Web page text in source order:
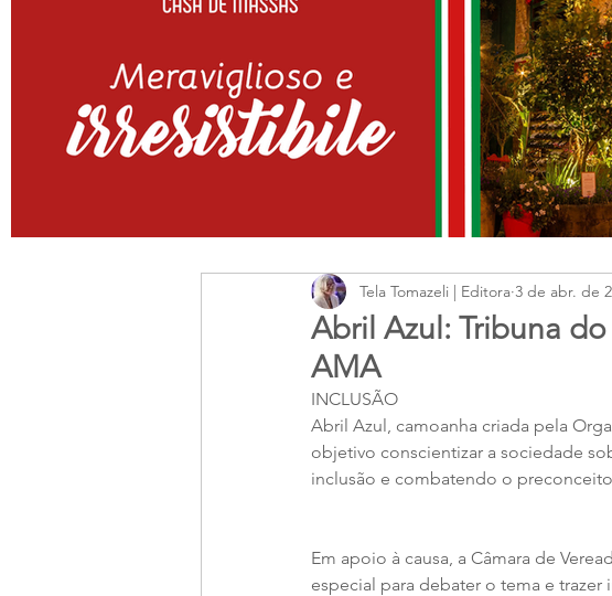
Abril Azul: Tribuna
AMA
Tela Tomazeli | Editora 3 de abr. de
INCLUSÃO
Abril Azul, camoanha criada pela
objetivo conscientizar a sociedade
inclusão e combatendo o
Em apoio à causa, a Câmara de
especial para debater o tema e